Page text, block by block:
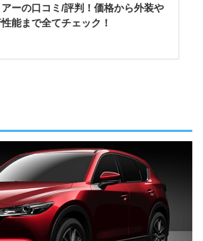
ーの口コミ/評判！価格から外装や
能まで全てチェック！